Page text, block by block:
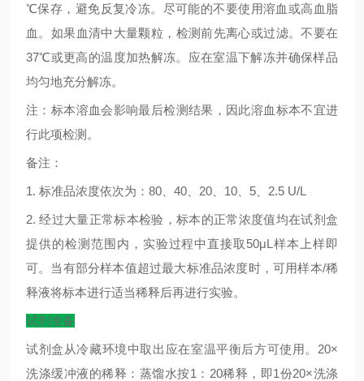
℃保存，避免反复冷冻。尽可能的不要使用溶血或高血脂
血。如果血清中大量颗粒，检测前先离心或过滤。不要在
37℃或更高的温度加热解冻。应在室温下解冻并确保样品
均匀地充分解冻。
注：标本溶血会影响最后检测结果，因此溶血标本不宜进
行此项检测。
备注：
1. 标准品浓度依次为： 80 40 20 10 5 2.5 U/L
2.经过大量正常标本检验，标本的正常浓度值均在试剂盒
提供的检测范围内，实验过程中直接取 50μL 样本上样即
可。当有部分样本值超过最大标准品浓度时，可用样本/稀
释液将标本进行适当稀释后再进行实验。
试剂准备
试剂盒从冷藏环境中取出应在室温平衡后方可使用。 20×
洗涤缓冲液的稀释：蒸馏水按1 ： 20稀释，即1份20×洗涤